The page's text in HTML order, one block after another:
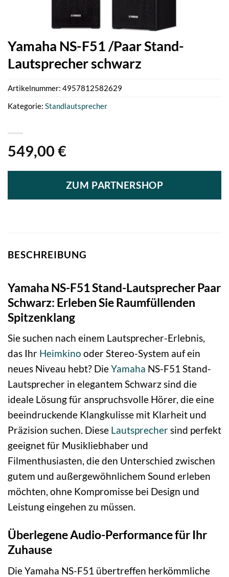
Yamaha NS-F51 /Paar Stand-
Lautsprecher schwarz
549,00 €
ZUM PARTNERSHOP
Artikelnummer: 4957812582629
Kategorie: Standlautsprecher
BESCHREIBUNG
Yamaha NS-F51 Stand-Lautsprecher Paar
Schwarz: Erleben Sie Raumfüllenden
Spitzenklang
Sie suchen nach einem Lautsprecher-Erlebnis,
das Ihr Heimkino oder Stereo-System auf ein
neues Niveau hebt? DieYamaha NS-F51 Stand-
Lautsprecher in elegantem Schwarz sind die
ideale Lösung für anspruchsvolle Hörer, die eine
beeindruckende Klangkulisse mit Klarheit und
Präzision suchen. Diese Lautsprechersind perfekt
geeignet für Musikliebhaber und
Filmenthusiasten, die den Unterschied zwischen
gutem und außergewöhnlichem Sound erleben
möchten, ohne Kompromisse bei Design und
Leistung eingehen zu müssen.
Überlegene Audio-Performance für Ihr
Zuhause
Die Yamaha NS-F51 übertreffen herkömmliche